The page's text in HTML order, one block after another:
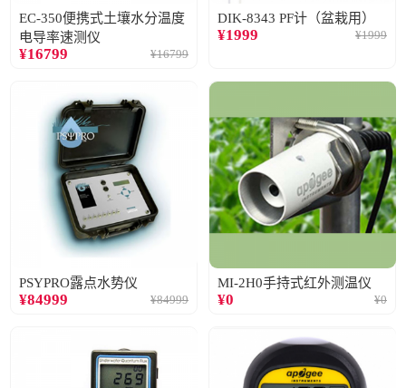
EC-350便携式土壤水分温度
电导率速测仪
¥16799 ¥16799
DIK-8343 PF计（盆栽用）
¥1999 ¥1999
PSYPRO露点水势仪
¥84999 ¥84999
MI-2H0手持式红外测温仪
¥0 ¥0